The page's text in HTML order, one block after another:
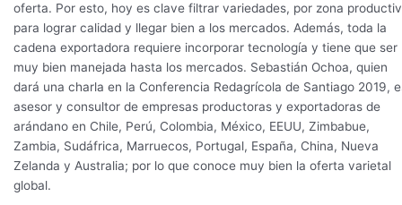
oferta. Por esto, hoy es clave filtrar variedades, por zona
para lograr calidad y llegar bien a los mercados. Además, toda la
cadena exportadora requiere incorporar tecnología y tiene que ser
muy bien manejada hasta los mercados. Sebastián Ochoa, quien
dará una charla en la Conferencia Redagrícola de Santiago 2019,
asesor y consultor de empresas productoras y exportadoras de
arándano en Chile, Perú, Colombia, México, EEUU, Zimbabue,
Zambia, Sudáfrica, Marruecos, Portugal, España, China, Nueva
Zelanda y Australia; por lo que conoce muy bien la oferta varietal
global.